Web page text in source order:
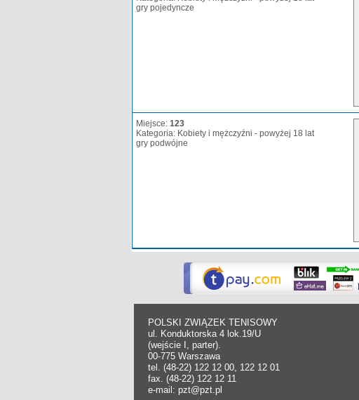
gry pojedyncze
Miejsce: 123
Kategoria: Kobiety i mężczyźni - powyżej 18 lat
gry podwójne
POLSKI ZWIĄZEK TENISOWY
ul. Konduktorska 4 lok.19/U
(wejście I, parter).
00-775 Warszawa
tel. (48-22) 122 12 00, 122 12 01
fax. (48-22) 122 12 11
e-mail: pzt@pzt.pl